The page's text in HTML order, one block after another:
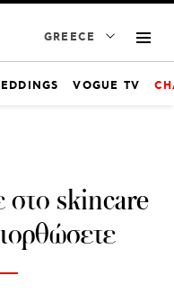
GREECE
VOGUE TV
στο skincare